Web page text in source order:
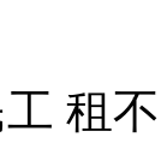
租